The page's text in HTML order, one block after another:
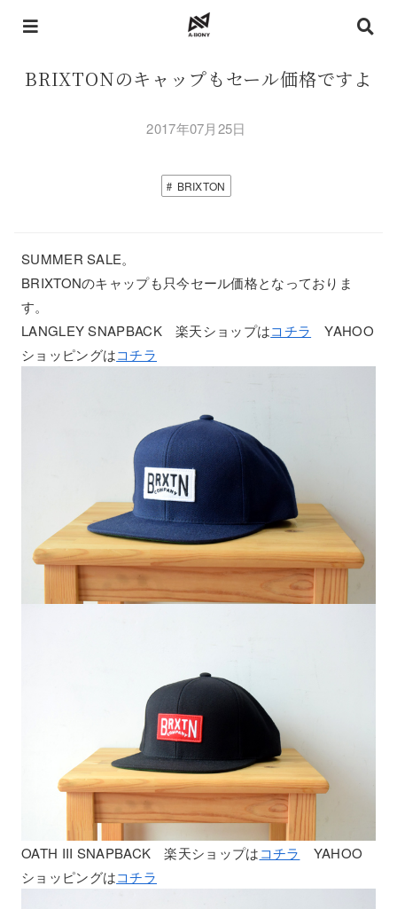
BRIXTONのキャップもセール価格ですよ
2017年07月25日
BRIXTON
SUMMER SALE。
BRIXTONのキャップも只今セール価格となっておりま
す。
LANGLEY SNAPBACK 楽天ショップはコチラ
YAHOO
ショッピングはコチラ
OATH III SNAPBACK 楽天ショップはコチラ
YAHOO
ショッピングはコチラ